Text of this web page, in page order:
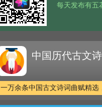
每天发布有五
中国历代古文
一万余条中国古文诗词曲赋精